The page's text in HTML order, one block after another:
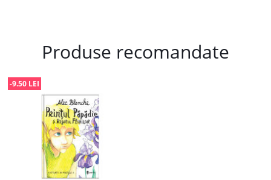
Produse recomandate
-9.50 LEI